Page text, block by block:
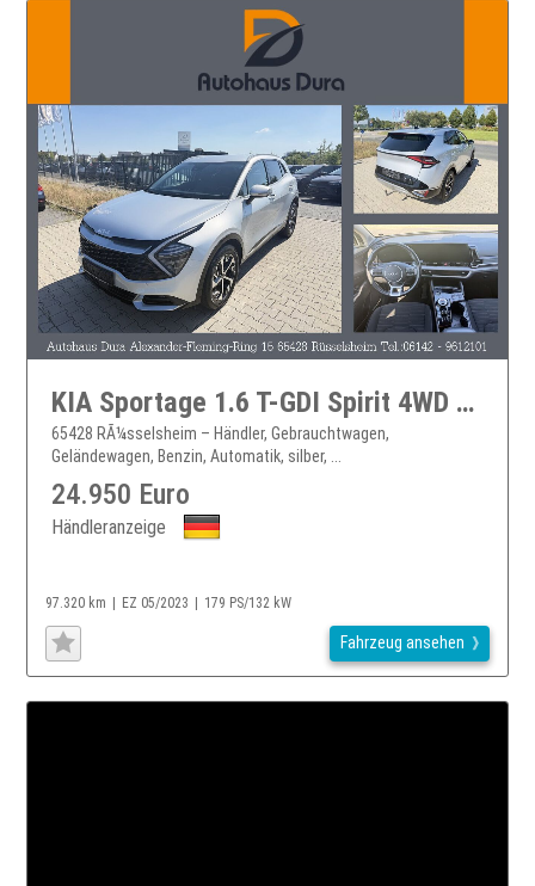
KIA Sportage 1.6 T-GDI Spirit 4WD Aut. Navi+Led+Ahk...
65428 RÃ¼sselsheim – Händler, Gebrauchtwagen,
Geländewagen, Benzin, Automatik, silber, ...
24.950 Euro
Händleranzeige
97.320 km EZ 05/2023 179 PS/132 kW
Fahrzeug ansehen